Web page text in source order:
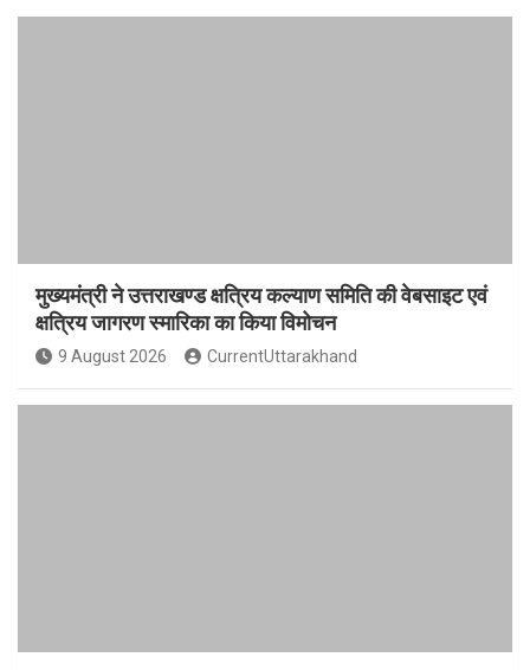
मुख्यमंत्री ने उत्तराखण्ड क्षत्रिय कल्याण समिति की वेबसाइट एवं
क्षत्रिय जागरण स्मारिका का किया विमोचन
9 August 2026 CurrentUttarakhand